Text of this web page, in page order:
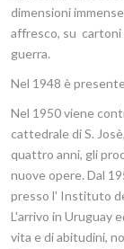
dimensioni
affresco, su
guerra.
Nel 1948 è
Nel 1950 viene
cattedrale di S.
quattro anni, gli
nuove opere. Dal
presso l' Instituto
L'arrivo in Uruguay
vita e di abitudini,